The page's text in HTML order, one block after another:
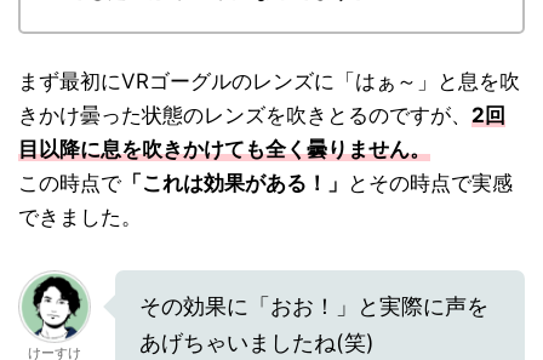
まず最初にVRゴーグルのレンズに「はぁ～」と息を吹
きかけ曇った状態のレンズを吹きとるのですが、 2回
目以降に息を吹きかけても全く曇りません。
この時点で「これは効果がある！」 とその時点で実感
できました。
けーすけ
その効果に「おお！」と実際に声を
あげちゃいましたね(笑)